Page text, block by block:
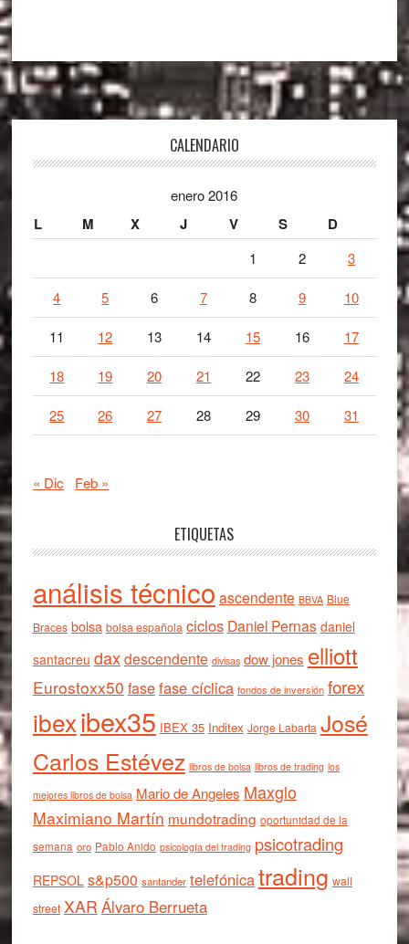
CALENDARIO
enero 2016
L M X J V S D
1 2 3
4 5 6 7 8 9 10
11 12 13 14 15 16 17
18 19 20 21 22 23 24
25 26 27 28 29 30 31
« Dic Feb »
ETIQUETAS
análisis técnico ascendente BBVA Blue
Braces bolsa bolsa española ciclos Daniel Pernas daniel
santacreu daxdescendente divisas dow jones elliott
Eurostoxx50 fasefase cíclica fondos de inversión forex
ibexibex35 IBEX 35 Inditex Jorge Labarta José
Carlos Estévez libros de bolsa libros de trading los
mejores libros de bolsa Mario de Angeles Maxglo
Maximiano Martín mundotrading oportunidad de la
semana oro Pablo Anido psicología del trading psicotrading
REPSOL s&p500 santander telefónicatrading wall
street XAR Álvaro Berrueta